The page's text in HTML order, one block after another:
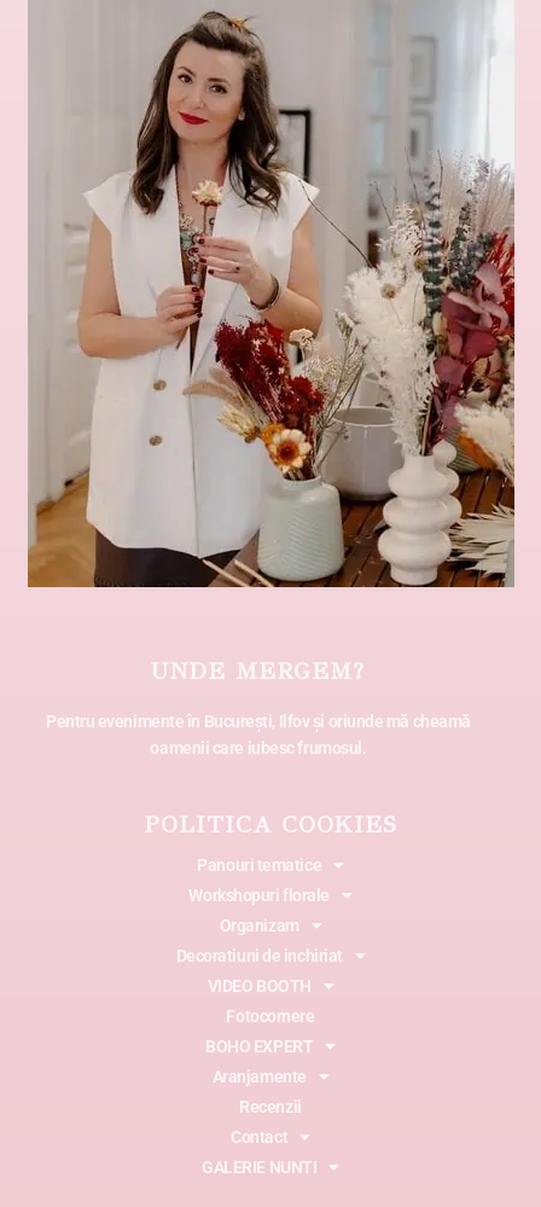
UNDE MERGEM?
Pentru evenimente în București, Ilfov și oriunde mă cheamă
oamenii care iubesc frumosul.
POLITICA COOKIES
Panouri tematice
Workshopuri florale
Organizam
Decoratiuni de inchiriat
VIDEO BOOTH
Fotocornere
BOHO EXPERT
Aranjamente
Recenzii
Contact
GALERIE NUNTI